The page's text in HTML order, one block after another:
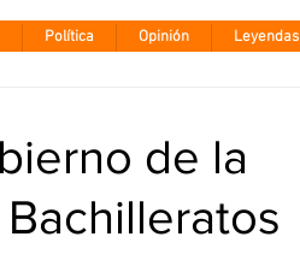
Política Opinión Leyendas
de la